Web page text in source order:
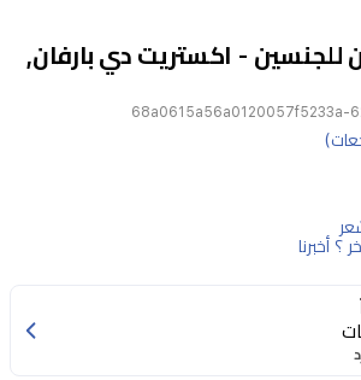
للجنسين - اكستريت دي بارفان,
؟ أخبرنا